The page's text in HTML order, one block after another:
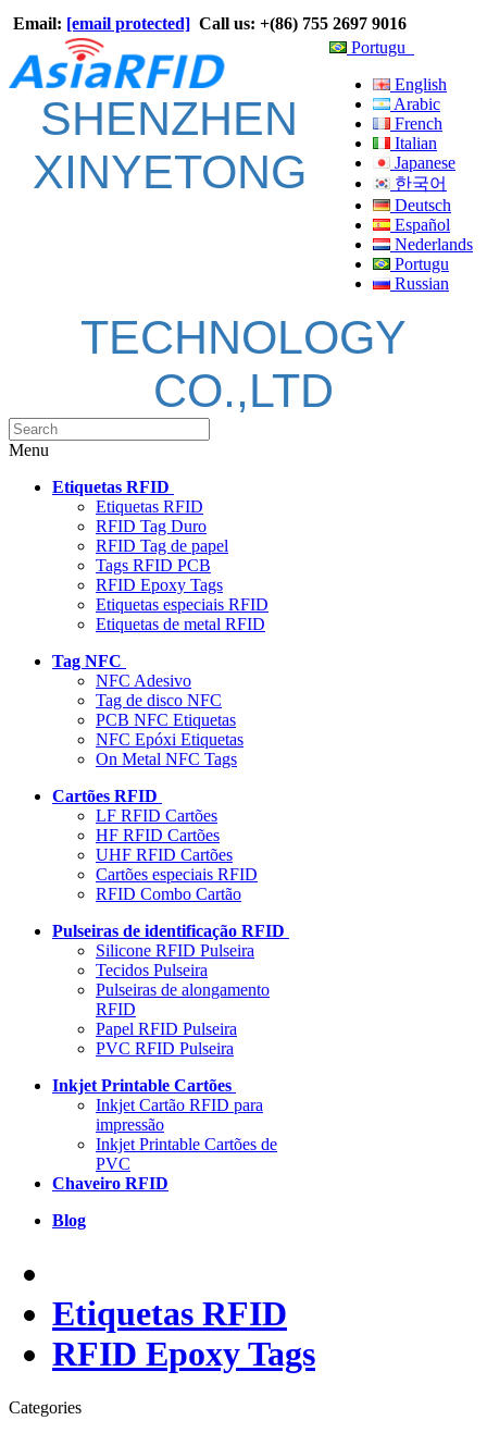
Email: [email protected] Call us: +(86) 755 2697 9016
Portugu
English
Arabic
French
Italian
Japanese
한국어
Deutsch
Español
Nederlands
Portugu
Russian
SHENZHEN
XINYETONG
TECHNOLOGY
CO.,LTD
Menu
Etiquetas RFID
Etiquetas RFID
RFID Tag Duro
RFID Tag de papel
Tags RFID PCB
RFID Epoxy Tags
Etiquetas especiais RFID
Etiquetas de metal RFID
Tag NFC
NFC Adesivo
Tag de disco NFC
PCB NFC Etiquetas
NFC Epóxi Etiquetas
On Metal NFC Tags
Cartões RFID
LF RFID Cartões
HF RFID Cartões
UHF RFID Cartões
Cartões especiais RFID
RFID Combo Cartão
Pulseiras de identificação RFID
Silicone RFID Pulseira
Tecidos Pulseira
Pulseiras de alongamento
RFID
Papel RFID Pulseira
PVC RFID Pulseira
Inkjet Printable Cartões
Inkjet Cartão RFID para
impressão
Inkjet Printable Cartões de
PVC
Chaveiro RFID
Blog
Etiquetas RFID
RFID Epoxy Tags
Categories